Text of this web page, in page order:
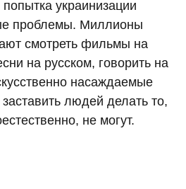
украинизации
проблемы. Миллионы
смотреть фильмы на
на русском, говорить на
насаждаемые
людей делать то,
не могут.